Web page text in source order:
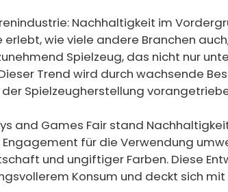
Nachhaltigkeit im
erlebt, wie viele andere Branchen
Spielzeug, das nicht nur
Trend wird durch wachsende
Spielzeugherstellung
and Games Fair stand
für die Verwendung
und ungiftiger Farben. Diese
Konsum und deckt sich